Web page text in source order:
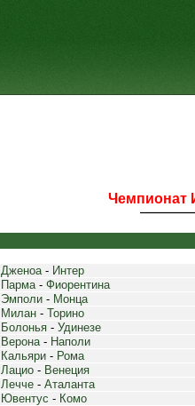
Чемпионат
Дженоа- Интер
Парма- Фиорентина
Эмполи - Монца
Милан - Торино
Болонья - Удинезе
Верона- Наполи
Кальяри - Рома
Лацио - Венеция
Лечче - Аталанта
Ювентус - Комо